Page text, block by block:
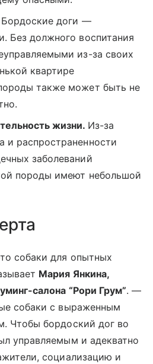
Бордоские доги —
Без должного воспитания
из-за своих
квартире
также может быть не
жизни. Из-за
и распространенности
заболеваний
породы имеют небольшой
собаки для опытных
Мария Янкина,
салона “Рори Грум”. —
собаки с выраженным
Чтобы бордоский дог во
управляемым и адекватно
социализацию и